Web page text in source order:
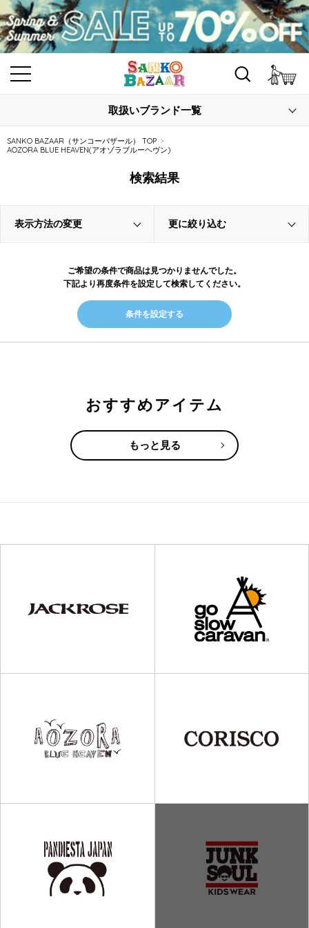
取扱いブランド一覧
SANKO BAZAAR（サンコーバザール） TOP
AOZORA BLUE HEAVEN(アオゾラブルーヘヴン)
検索結果
表示方法の変更 更に絞り込む
ご希望の条件で商品は見つかりませんでした。
下記より再度条件を設定して検索してください。
条件を設定する
おすすめアイテム
もっと見る